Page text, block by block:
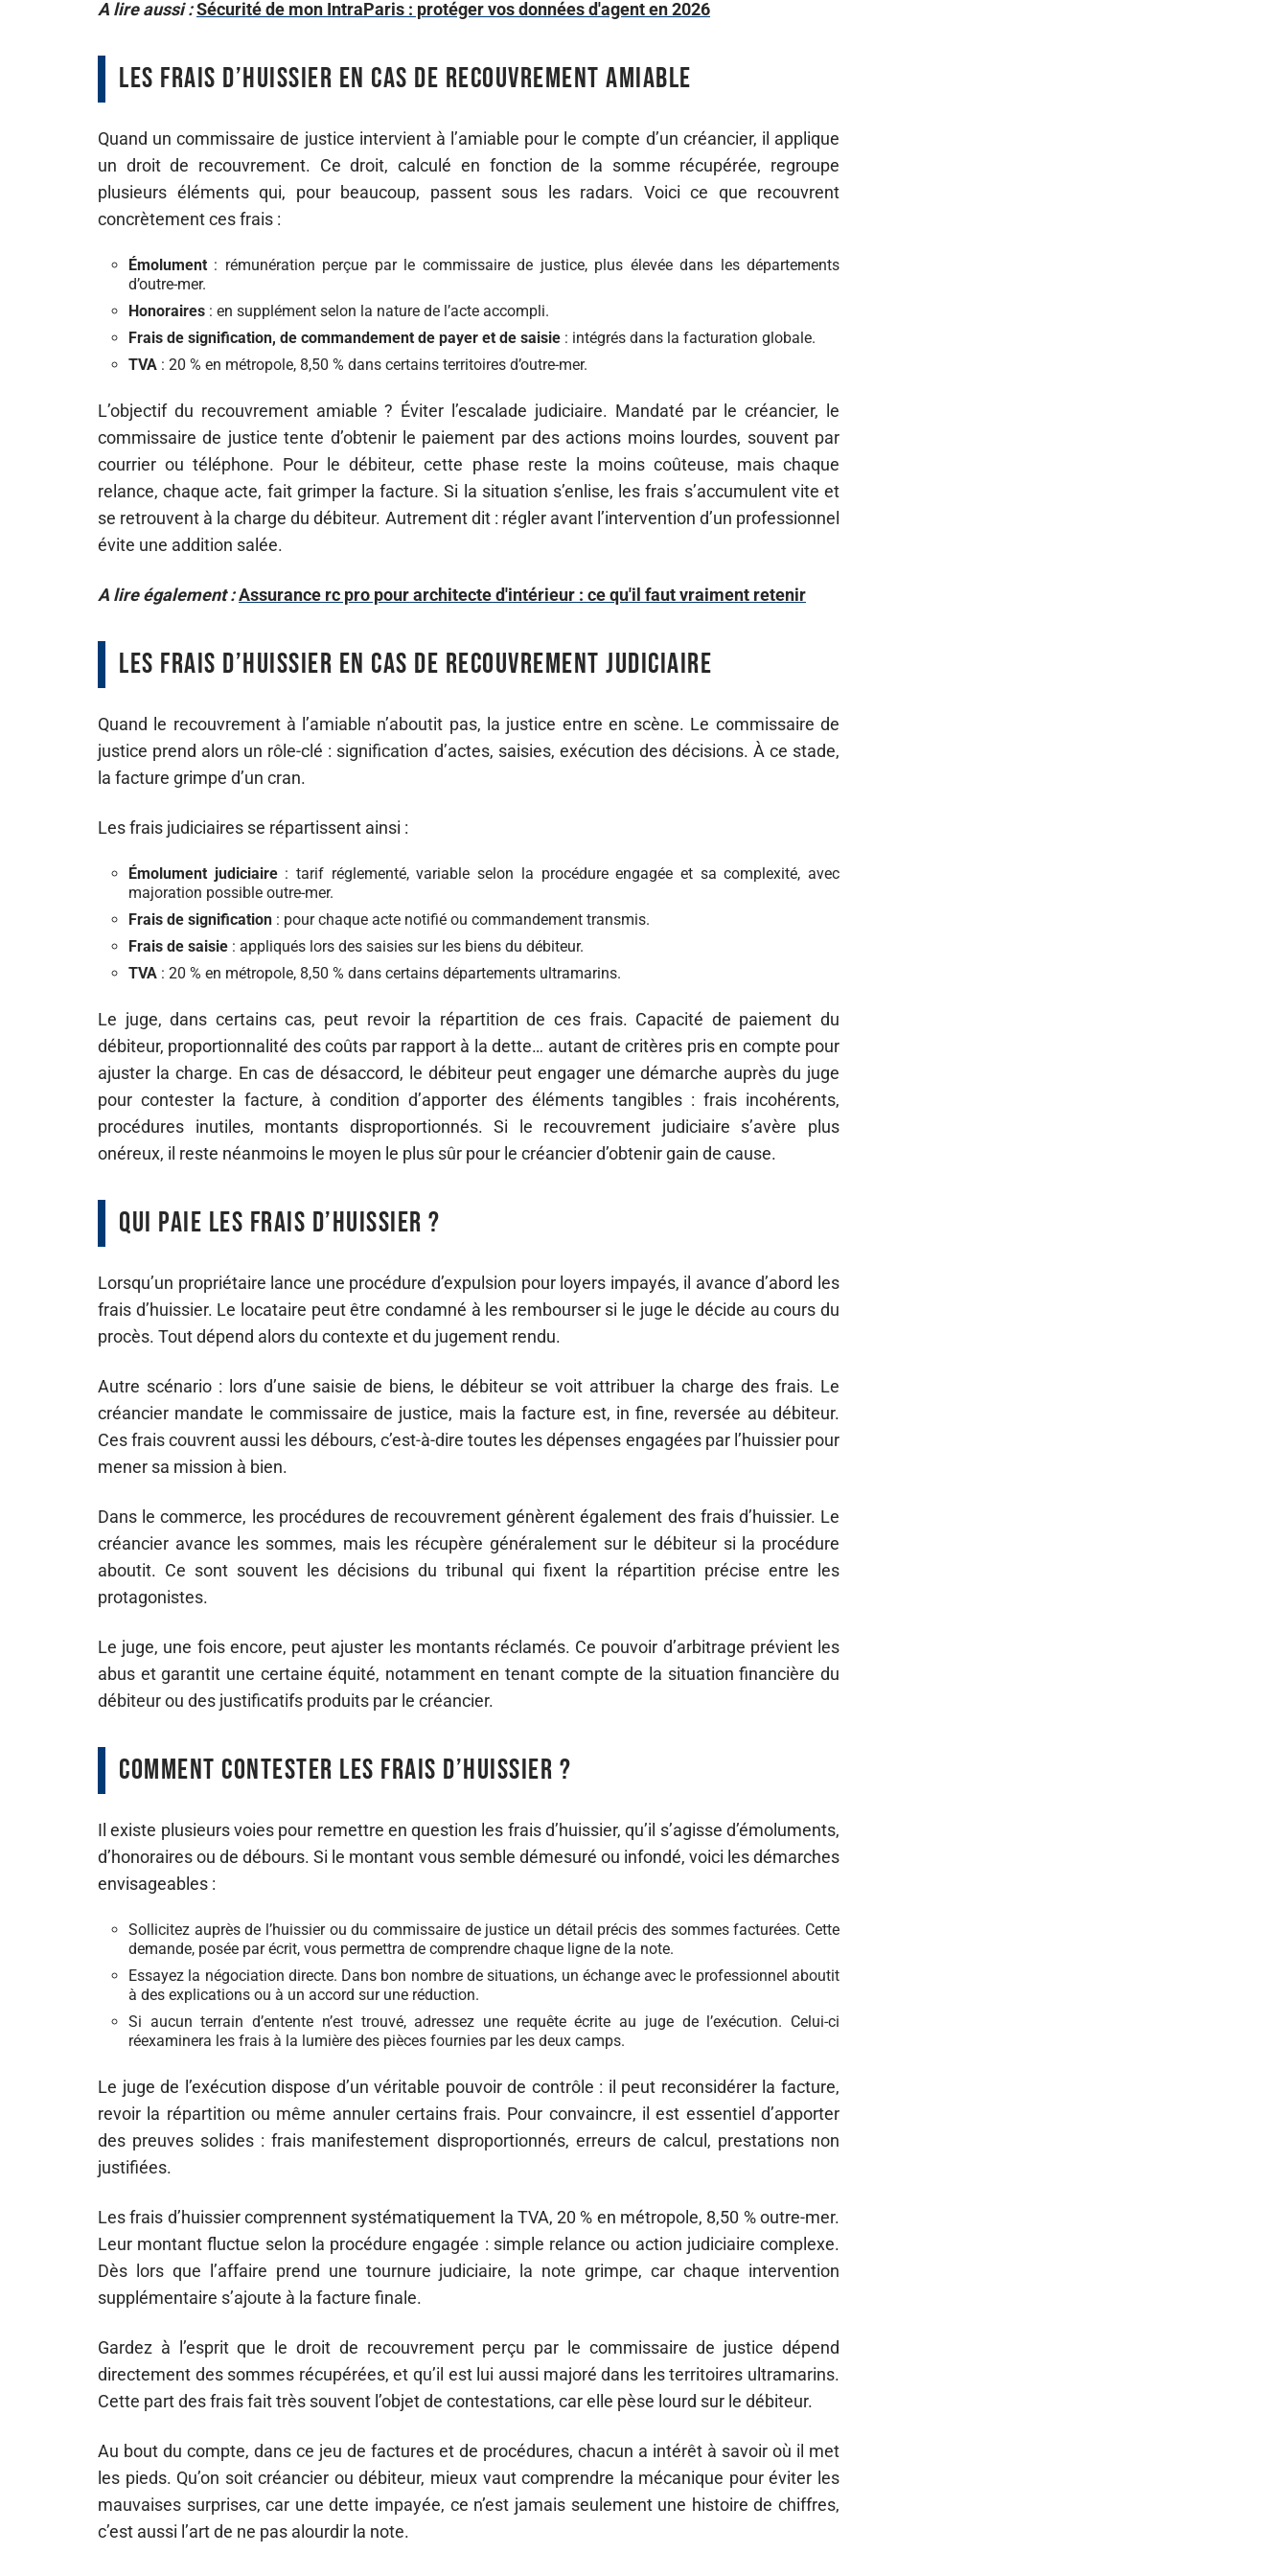
A lire aussi :Sécurité de mon IntraParis : protéger vos données d'agent en 2026
Les frais d’huissier en cas de recouvrement amiable
Quand un commissaire de justice intervient à l’amiable pour le compte d’un créancier, il applique
un droit de recouvrement. Ce droit, calculé en fonction de la somme récupérée, regroupe
plusieurs éléments qui, pour beaucoup, passent sous les radars. Voici ce que recouvrent
concrètement ces frais :
Émolument : rémunération perçue par le commissaire de justice, plus élevée dans les départements
d’outre-mer.
Honoraires : en supplément selon la nature de l’acte accompli.
Frais de signification, de commandement de payer et de saisie : intégrés dans la facturation globale.
TVA : 20 % en métropole, 8,50 % dans certains territoires d’outre-mer.
L’objectif du recouvrement amiable ? Éviter l’escalade judiciaire. Mandaté par le créancier, le
commissaire de justice tente d’obtenir le paiement par des actions moins lourdes, souvent par
courrier ou téléphone. Pour le débiteur, cette phase reste la moins coûteuse, mais chaque
relance, chaque acte, fait grimper la facture. Si la situation s’enlise, les frais s’accumulent vite et
se retrouvent à la charge du débiteur. Autrement dit : régler avant l’intervention d’un professionnel
évite une addition salée.
A lire également :Assurance rc pro pour architecte d'intérieur : ce qu'il faut vraiment retenir
Les frais d’huissier en cas de recouvrement judiciaire
Quand le recouvrement à l’amiable n’aboutit pas, la justice entre en scène. Le commissaire de
justice prend alors un rôle-clé : signification d’actes, saisies, exécution des décisions. À ce stade,
la facture grimpe d’un cran.
Les frais judiciaires se répartissent ainsi :
Émolument judiciaire: tarif réglementé, variable selon la procédure engagée et sa complexité, avec
majoration possible outre-mer.
Frais de signification : pour chaque acte notifié ou commandement transmis.
Frais de saisie : appliqués lors des saisies sur les biens du débiteur.
TVA : 20 % en métropole, 8,50 % dans certains départements ultramarins.
Le juge, dans certains cas, peut revoir la répartition de ces frais. Capacité de paiement du
débiteur, proportionnalité des coûts par rapport à la dette… autant de critères pris en compte pour
ajuster la charge. En cas de désaccord, le débiteur peut engager une démarche auprès du juge
pour contester la facture, à condition d’apporter des éléments tangibles : frais incohérents,
procédures inutiles, montants disproportionnés. Si le recouvrement judiciaire s’avère plus
onéreux, il reste néanmoins le moyen le plus sûr pour le créancier d’obtenir gain de cause.
Qui paie les frais d’huissier ?
Lorsqu’un propriétaire lance une procédure d’expulsion pour loyers impayés, il avance d’abord les
frais d’huissier. Le locataire peut être condamné à les rembourser si le juge le décide au cours du
procès. Tout dépend alors du contexte et du jugement rendu.
Autre scénario : lors d’une saisie de biens, le débiteur se voit attribuer la charge des frais. Le
créancier mandate le commissaire de justice, mais la facture est, in fine, reversée au débiteur.
Ces frais couvrent aussi les débours, c’est-à-dire toutes les dépenses engagées par l’huissier pour
mener sa mission à bien.
Dans le commerce, les procédures de recouvrement génèrent également des frais d’huissier. Le
créancier avance les sommes, mais les récupère généralement sur le débiteur si la procédure
aboutit. Ce sont souvent les décisions du tribunal qui fixent la répartition précise entre les
protagonistes.
Le juge, une fois encore, peut ajuster les montants réclamés. Ce pouvoir d’arbitrage prévient les
abus et garantit une certaine équité, notamment en tenant compte de la situation financière du
débiteur ou des justificatifs produits par le créancier.
Comment contester les frais d’huissier ?
Il existe plusieurs voies pour remettre en question les frais d’huissier, qu’il s’agisse d’émoluments,
d’honoraires ou de débours. Si le montant vous semble démesuré ou infondé, voici les démarches
envisageables :
Sollicitez auprès de l’huissier ou du commissaire de justice un détail précis des sommes facturées. Cette
demande, posée par écrit, vous permettra de comprendre chaque ligne de la note.
Essayez la négociation directe. Dans bon nombre de situations, un échange avec le professionnel aboutit
à des explications ou à un accord sur une réduction.
Si aucun terrain d’entente n’est trouvé, adressez une requête écrite au juge de l’exécution. Celui-ci
réexaminera les frais à la lumière des pièces fournies par les deux camps.
Le juge de l’exécution dispose d’un véritable pouvoir de contrôle : il peut reconsidérer la facture,
revoir la répartition ou même annuler certains frais. Pour convaincre, il est essentiel d’apporter
des preuves solides : frais manifestement disproportionnés, erreurs de calcul, prestations non
justifiées.
Les frais d’huissier comprennent systématiquement la TVA, 20 % en métropole, 8,50 % outre-mer.
Leur montant fluctue selon la procédure engagée : simple relance ou action judiciaire complexe.
Dès lors que l’affaire prend une tournure judiciaire, la note grimpe, car chaque intervention
supplémentaire s’ajoute à la facture finale.
Gardez à l’esprit que le droit de recouvrement perçu par le commissaire de justice dépend
directement des sommes récupérées, et qu’il est lui aussi majoré dans les territoires ultramarins.
Cette part des frais fait très souvent l’objet de contestations, car elle pèse lourd sur le débiteur.
Au bout du compte, dans ce jeu de factures et de procédures, chacun a intérêt à savoir où il met
les pieds. Qu’on soit créancier ou débiteur, mieux vaut comprendre la mécanique pour éviter les
mauvaises surprises, car une dette impayée, ce n’est jamais seulement une histoire de chiffres,
c’est aussi l’art de ne pas alourdir la note.